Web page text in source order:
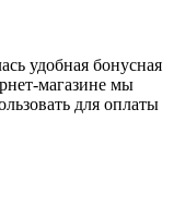
удобная бонусная
магазине мы
для оплаты